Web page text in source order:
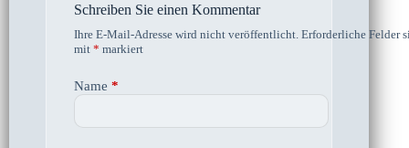
Schreiben Sie einen Kommentar
Ihre E-Mail-Adresse wird nicht veröffentlicht. Erforderliche Felder
mit * markiert
Name *